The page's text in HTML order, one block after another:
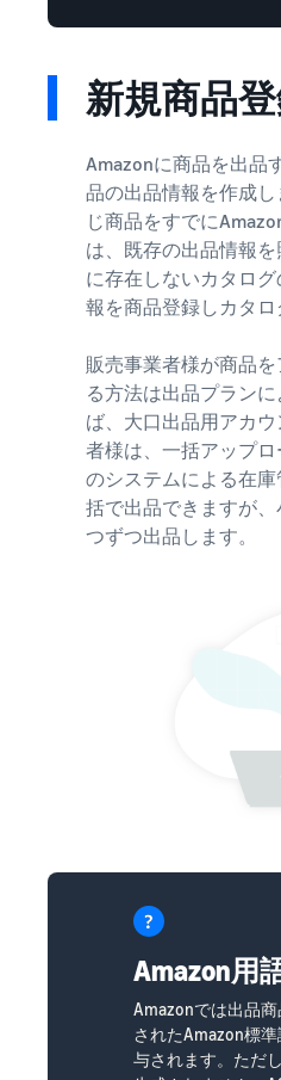
新規商品
Amazonに商品を出品
品の出品情報を作成
じ商品をすでに
は、既存の出品情報
に存在しないカタロ
報を商品登録しカタロ
販売事業者様が商品
る方法は出品プラン
ば、大口出品用アカ
者様は、一括アップ
のシステムによる在
括で出品できますが
つずつ出品します。
Amazon用
Amazonでは出品
されたAmazon標
与されます。ただ